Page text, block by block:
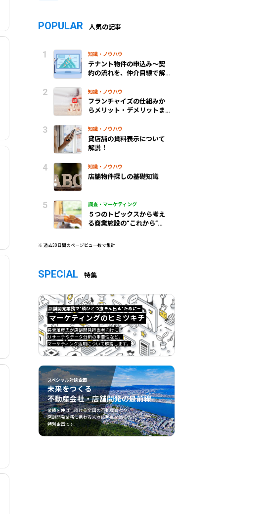
POPULAR 人気の記事
知識・ノウハウ
テナント物件の申込み～契
約の流れを、仲介目線で解
知識・ノウハウ
フランチャイズの仕組みか
らメリット・デメリットま
知識・ノウハウ
貸店舗の賃料表示について
解説！
知識・ノウハウ
店舗物件探しの基礎知識
調査・マーケティング
５つのトピックスから考え
る商業施設の“これから”
※ 過去30日間のページビュー数で集計
SPECIAL 特集
店舗開発業務で”頭ひとつ抜きん出る”ために—
マーケティングのヒミツキチ
長曽雅彦氏が店舗開発担当者向けに
リサーチやデータ分析の重要性など、
マーケティング活用について解説します。
マーケティングのヒミツキチ">
スペシャル対談企画
未来をつくる
不動産会社・店舗開発の最前線
業績を伸ばし続ける全国の不動産会社や
店舗開発業務に携わる人々に焦点を当てた
特別企画です。
不動産会社・店舗開発の最前線">